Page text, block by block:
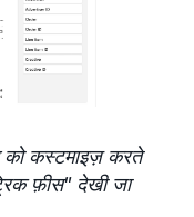
कस्टमाइज़ करते
फ़ीस" देखी जा